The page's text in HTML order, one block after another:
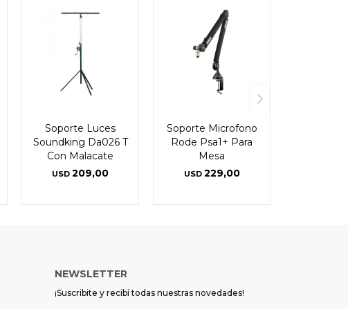
Soporte Luces
Soundking Da026 T
Con Malacate
USD 209,00
Soporte Microfono
Rode Psa1+ Para
Mesa
USD 229,00
NEWSLETTER
¡Suscribite y recibí todas nuestras novedades!